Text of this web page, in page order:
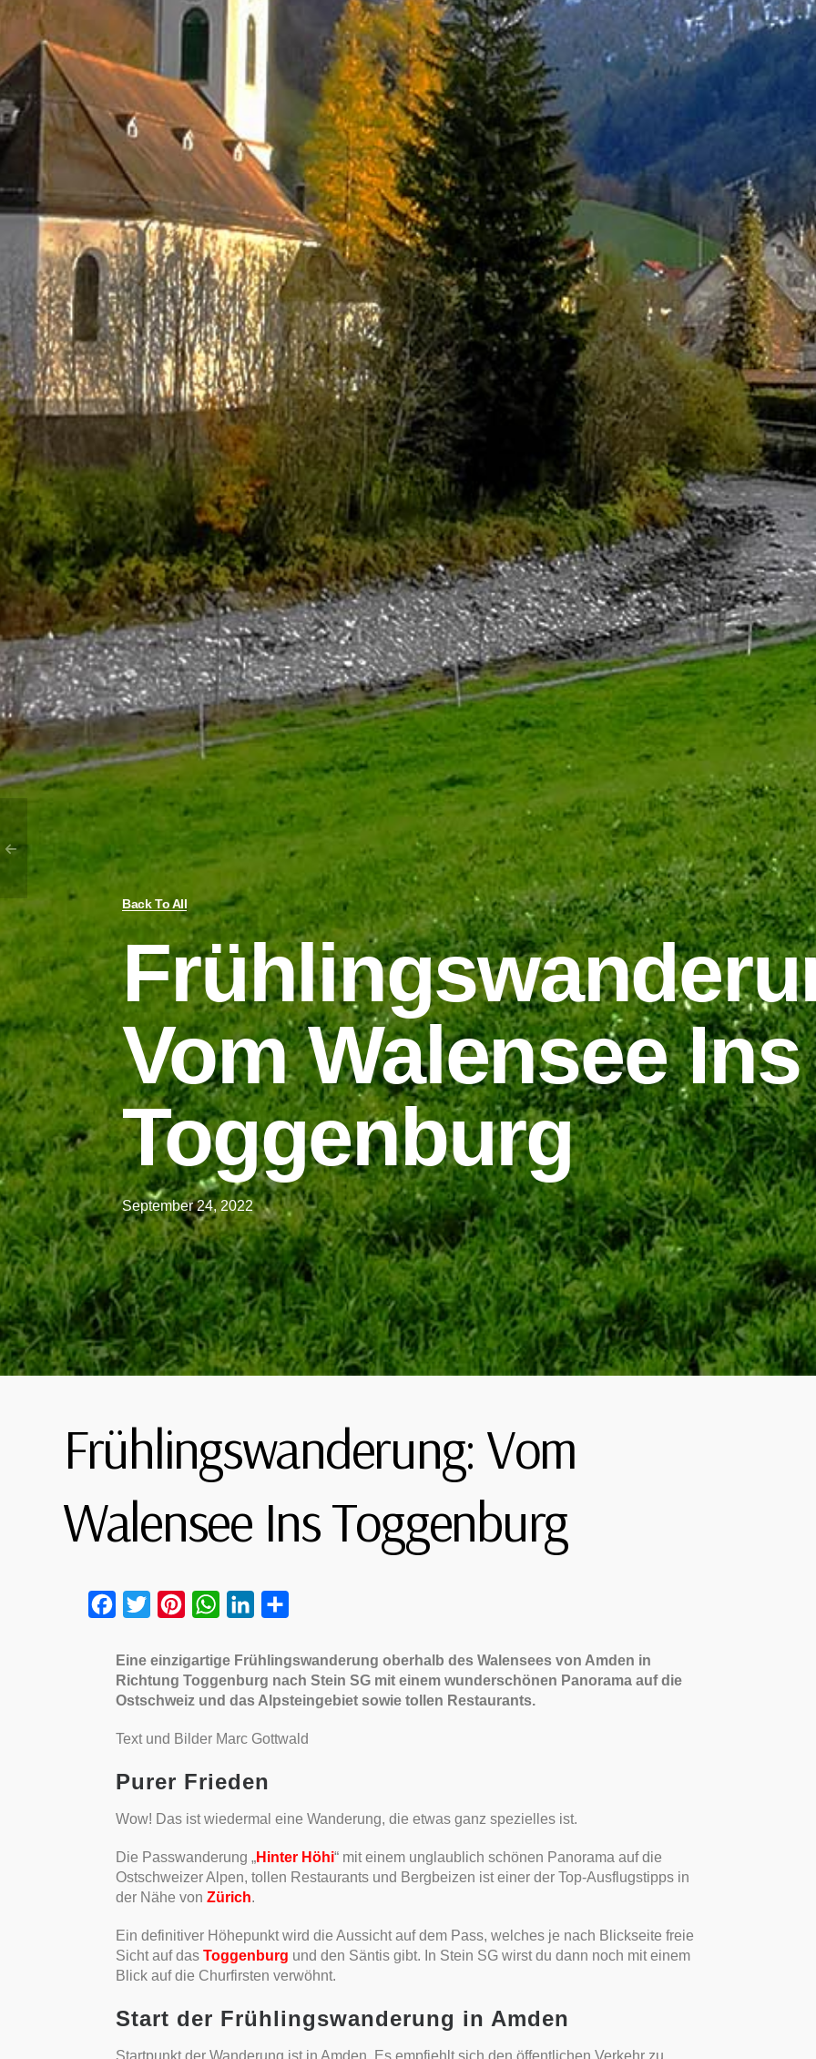
Back To All
Vom Walensee Ins
Toggenburg
September 24, 2022
Frühlingswanderung: Vom
Walensee Ins Toggenburg
FacebookTwitterPinterestWhatsApp
LinkedIn
Eine einzigartige Frühlingswanderung oberhalb des Walensees von Amden in
Richtung Toggenburg nach Stein SG mit einem wunderschönen Panorama auf die
Ostschweiz und das Alpsteingebiet sowie tollen Restaurants.
Text und Bilder Marc Gottwald
Purer Frieden
Wow! Das ist wiedermal eine Wanderung, die etwas ganz spezielles ist.
Die Passwanderung „Hinter Höhi“ mit einem unglaublich schönen Panorama auf die
Ostschweizer Alpen, tollen Restaurants und Bergbeizen ist einer der Top-Ausflugstipps in
der Nähe von Zürich.
Ein definitiver Höhepunkt wird die Aussicht auf dem Pass, welches je nach Blickseite freie
Sicht auf das Toggenburg und den Säntis gibt. In Stein SG wirst du dann noch mit einem
Blick auf die Churfirsten verwöhnt.
Start der Frühlingswanderung in Amden